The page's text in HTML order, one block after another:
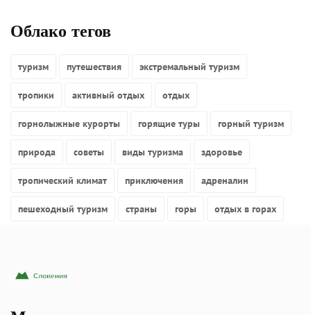
Облако тегов
туризм путешествия экстремальный туризм
тропики активный отдых отдых
горнолыжные курорты горящие туры горный туризм
природа советы виды туризма здоровье
тропический климат приключения адреналин
пешеходный туризм страны горы отдых в горах